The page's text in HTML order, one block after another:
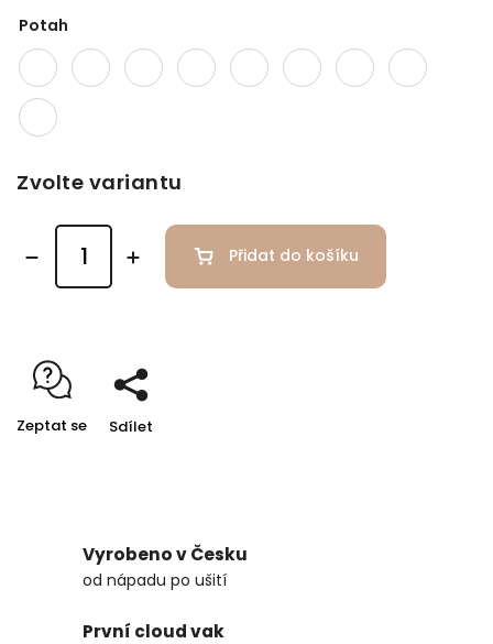
Potah
Zvolte variantu
Přidat do košíku
Zeptat se Sdílet
Vyrobeno v Česku
od nápadu po ušití
První cloud vak